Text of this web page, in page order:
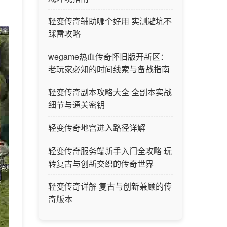
轻变传奇辅助哪个好用 实测避坑不
踩雷攻略
wegame热血传奇怀旧版开新区：
老玩家必知的时间线索与备战指南
轻变传奇副本攻略大全 全副本实战
细节与通关密钥
轻变传奇地宫进入路径详解
轻变传奇服务端新手入门全攻略 玩
转复古与创新交织的传奇世界
轻变传奇详解 复古与创新兼顾的传
奇版本